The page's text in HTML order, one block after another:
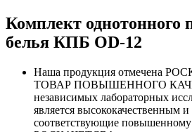
Комплект однотонного
белья КПБ OD-12
Наша продукция отмечена
ТОВАР ПОВЫШЕННОГО
независимых лабораторных
является высококачественным и
соответствующие повышенному